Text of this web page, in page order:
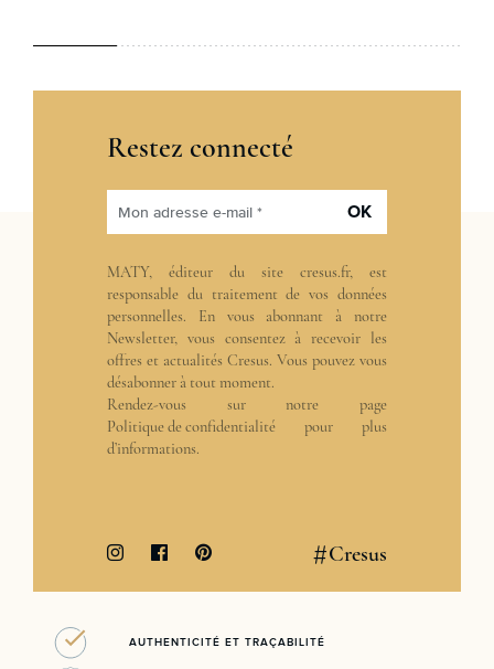
Restez connecté
Mon adresse e-mail * OK
MATY, éditeur du site cresus.fr, est
responsable du traitement de vos données
personnelles. En vous abonnant à notre
Newsletter, vous consentez à recevoir les
offres et actualités Cresus. Vous pouvez vous
désabonner à tout moment.
Rendez-vous sur notre page
Politique de confidentialité pour plus
d’informations.
#Cresus
AUTHENTICITÉ ET TRAÇABILITÉ